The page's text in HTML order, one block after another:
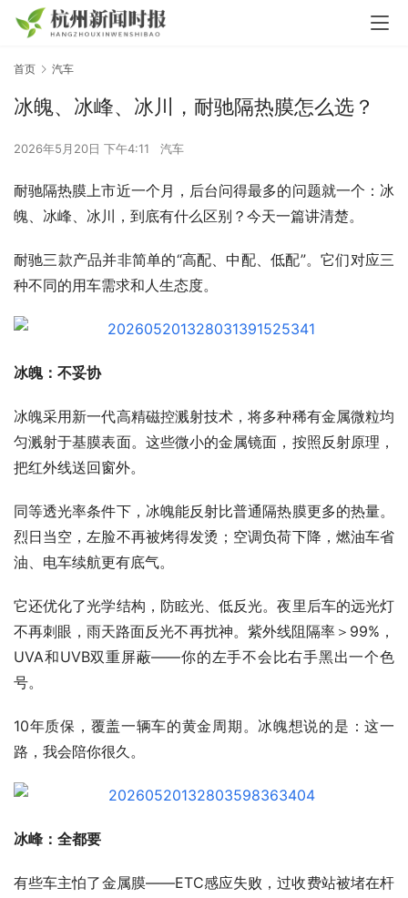
首页 汽车
冰魄、冰峰、冰川，耐驰隔热膜怎么选？
2026年5月20日 下午4:11 汽车
耐驰隔热膜上市近一个月，后台问得最多的问题就一个：冰
魄、冰峰、冰川，到底有什么区别？今天一篇讲清楚。
耐驰三款产品并非简单的“高配、中配、低配”。它们对应三
种不同的用车需求和人生态度。
冰魄：不妥协
冰魄采用新一代高精磁控溅射技术，将多种稀有金属微粒均
匀溅射于基膜表面。这些微小的金属镜面，按照反射原理，
把红外线送回窗外。
同等透光率条件下，冰魄能反射比普通隔热膜更多的热量。
烈日当空，左脸不再被烤得发烫；空调负荷下降，燃油车省
油、电车续航更有底气。
它还优化了光学结构，防眩光、低反光。夜里后车的远光灯
不再刺眼，雨天路面反光不再扰神。紫外线阻隔率＞99%，
UVA和UVB双重屏蔽——你的左手不会比右手黑出一个色
号。
10年质保，覆盖一辆车的黄金周期。冰魄想说的是：这一
路，我会陪你很久。
冰峰：全都要
有些车主怕了金属膜——ETC感应失败，过收费站被堵在杆